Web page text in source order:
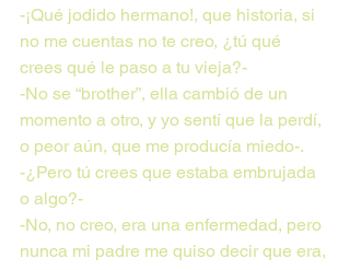
-¡Qué jodido hermano!, que historia, si
no me cuentas no te creo, ¿tú qué
crees qué le paso a tu vieja?-
-No se “brother”, ella cambió de un
momento a otro, y yo sentí que la perdí,
o peor aún, que me producía miedo-.
-¿Pero tú crees que estaba embrujada
o algo?-
-No, no creo, era una enfermedad, pero
nunca mi padre me quiso decir que era,